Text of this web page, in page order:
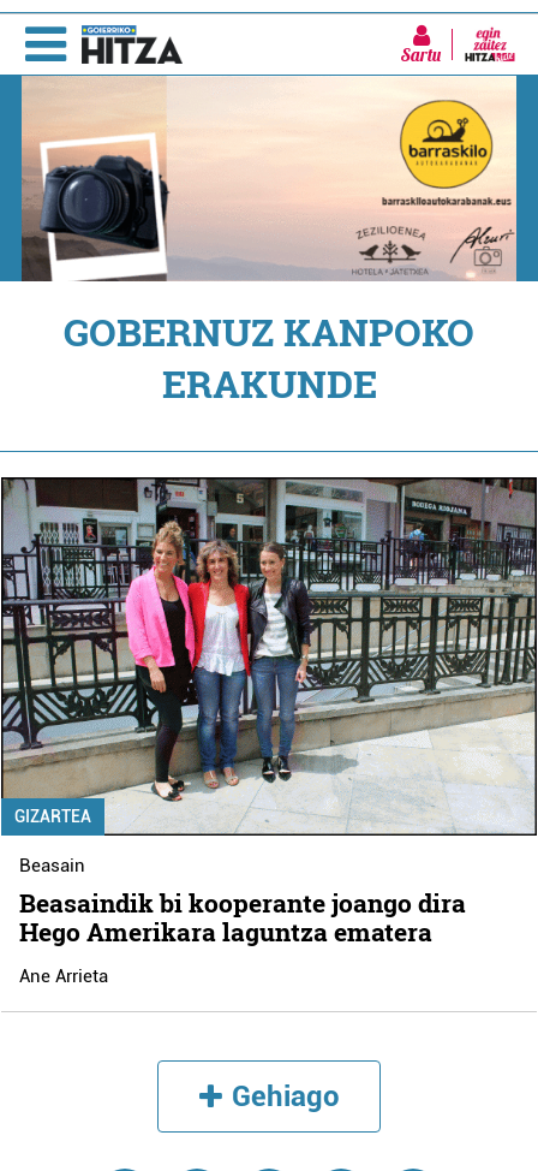
Sartu
GOBERNUZ KANPOKO
ERAKUNDE
GIZARTEA
Beasain
Beasaindik bi kooperante joango dira
Hego Amerikara laguntza ematera
Ane Arrieta
Gehiago